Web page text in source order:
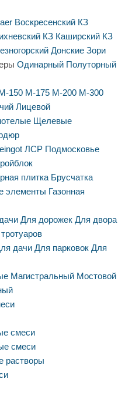
Воскресенский КЗ
КЗ Каширский КЗ
Донские Зори
Одинарный Полуторный
150 М-175 М-200 М-300
Лицевой
Щелевые
ЛСР Подмосковье
плитка Брусчатка
элементы Газонная
Для дорожек Для двора
дачи Для парковок Для
Магистральный Мостовой
смеси
смеси
растворы